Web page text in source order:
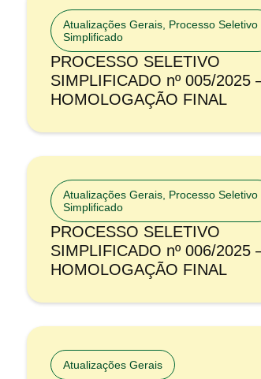
Atualizações Gerais Processo Seletivo
Simplificado
PROCESSO SELETIVO
SIMPLIFICADO nº 005/2025
HOMOLOGAÇÃO FINAL
Atualizações Gerais Processo Seletivo
Simplificado
PROCESSO SELETIVO
SIMPLIFICADO nº 006/2025
HOMOLOGAÇÃO FINAL
Atualizações Gerais